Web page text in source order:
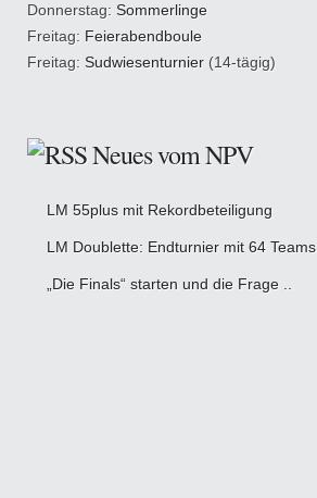
Donnerstag: Sommerlinge
Freitag: Feierabendboule
Freitag: Sudwiesenturnier (14-tägig)
Neues vom NPV
LM 55plus mit Rekordbeteiligung
LM Doublette: Endturnier mit 64 Teams
„Die Finals“ starten und die Frage ..